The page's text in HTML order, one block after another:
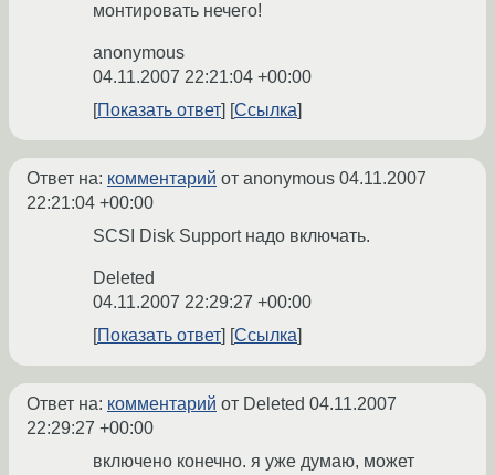
монтировать нечего!
anonymous
04.11.2007 22:21:04 +00:00
Показать ответ
Ссылка
Ответ на: комментарий от anonymous 04.11.2007
22:21:04 +00:00
SCSI Disk Support надо включать.
Deleted
04.11.2007 22:29:27 +00:00
Показать ответ
Ссылка
Ответ на: комментарий от Deleted 04.11.2007
22:29:27 +00:00
включено конечно. я уже думаю, может